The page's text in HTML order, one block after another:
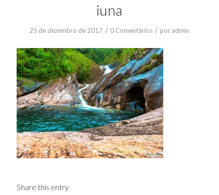
iuna
25 de dezembro de 2017 / 0 Comentários / por admin
Share this entry